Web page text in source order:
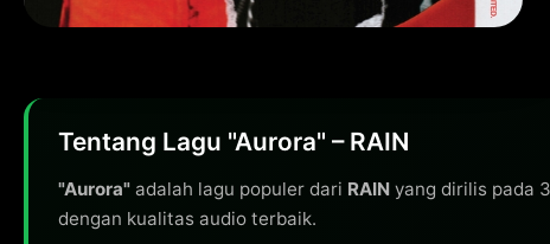
Tentang Lagu "Aurora" – RAIN
"Aurora" adalah lagu populer dari RAIN yang dirilis pada
dengan kualitas audio terbaik.